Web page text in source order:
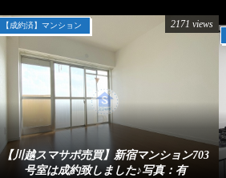
【川越スマサポ売買】新宿マンション703
号室は成約致しました♪写真：有
【成約済】マンション 2171 views